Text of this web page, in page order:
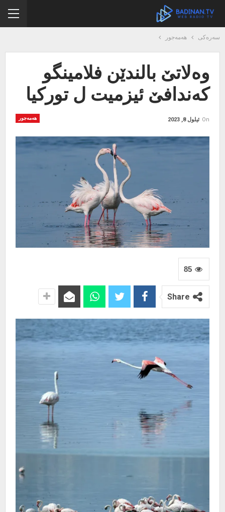
سەرەکی هەمەجور
وەلاتێ بالندێن فلامینگو
كەندافێ ئیزمیت ل توركیا
هەمەجور On ئیلول 8, 2023
85
Share